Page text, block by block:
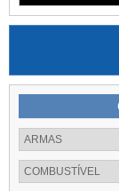
ARMAS
COMBUSTÍVEL